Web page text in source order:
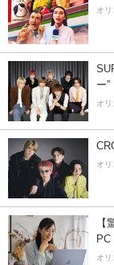
オ
ー”
オ
オ
PC
オ